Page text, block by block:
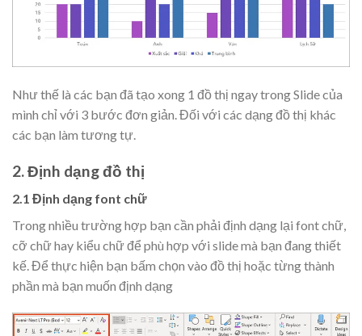
Như thế là các bạn đã tạo xong 1 đồ thị ngay trong Slide của
mình chỉ với 3 bước đơn giản. Đối với các dạng đồ thị khác
các bạn làm tương tự.
2. Định dạng đồ thị
2.1 Định dạng font chữ
Trong nhiều trường hợp bạn cần phải định dạng lại font chữ,
cỡ chữ hay kiểu chữ để phù hợp với slide mà bạn đang thiết
kế. Để thực hiện bạn bấm chọn vào đồ thị hoặc từng thành
phần mà bạn muốn định dạng